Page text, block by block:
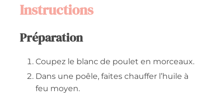
Instructions
Préparation
Coupez le blanc de poulet en morceaux.
Dans une poêle, faites chauffer l’huile à
feu moyen.